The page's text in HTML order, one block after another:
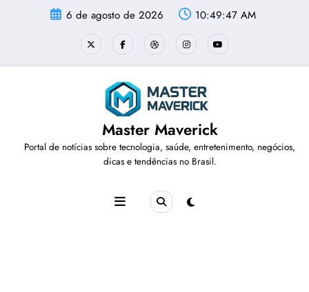
6 de agosto de 2026 10:49:48 AM
Master Maverick
Portal de notícias sobre tecnologia, saúde, entretenimento, negócios,
dicas e tendências no Brasil.